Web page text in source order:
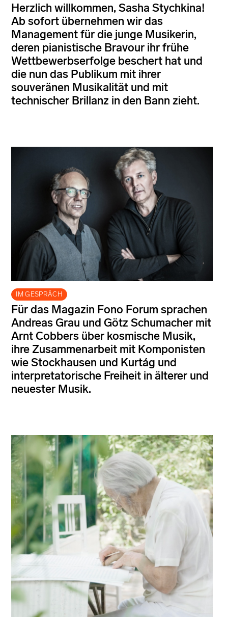
Herzlich willkommen, Sasha Stychkina!
Ab sofort übernehmen wir das
Management für die junge Musikerin,
deren pianistische Bravour ihr frühe
Wettbewerbserfolge beschert hat und
die nun das Publikum mit ihrer
souveränen Musikalität und mit
technischer Brillanz in den Bann zieht.
IM GESPRÄCH
Für das Magazin Fono Forum sprachen
Andreas Grau und Götz Schumacher mit
Arnt Cobbers über kosmische Musik,
ihre Zusammenarbeit mit Komponisten
wie Stockhausen und Kurtág und
interpretatorische Freiheit in älterer und
neuester Musik.